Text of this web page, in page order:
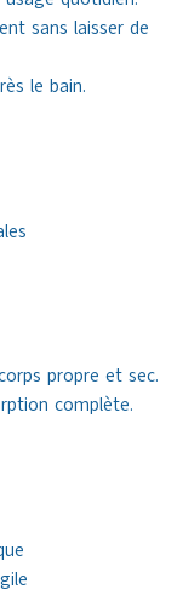
sans laisser de
le bain.
propre et sec.
complète.